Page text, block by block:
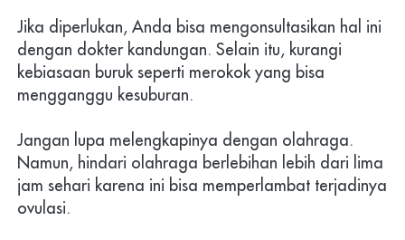
Jika diperlukan, Anda bisa mengonsultasikan hal ini
dengan dokter kandungan. Selain itu, kurangi
kebiasaan buruk seperti merokok yang bisa
mengganggu kesuburan.
Jangan lupa melengkapinya dengan olahraga.
Namun, hindari olahraga berlebihan lebih dari lima
jam sehari karena ini bisa memperlambat terjadinya
ovulasi.